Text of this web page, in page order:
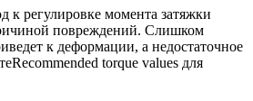
к регулировке момента затяжки
повреждений. Слишком
к деформации, а недостаточное
torque values для